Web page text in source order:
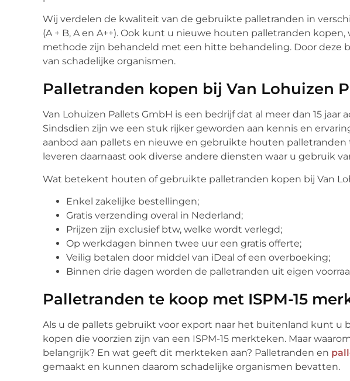
Wij verdelen de kwaliteit van de gebruikte palletranden in
(A + B, A en A++). Ook kunt u nieuwe houten palletranden kopen,
methode zijn behandeld met een hitte behandeling. Door deze
van schadelijke organismen.
Palletranden kopen bij Van Lohuizen
Van Lohuizen Pallets GmbH is een bedrijf dat al meer dan 15 jaar
Sindsdien zijn we een stuk rijker geworden aan kennis en
aanbod aan pallets en nieuwe en gebruikte houten
leveren daarnaast ook diverse andere diensten waar u gebruik
Wat betekent houten of gebruikte palletranden kopen bij Van
Enkel zakelijke bestellingen;
Gratis verzending overal in Nederland;
Prijzen zijn exclusief btw, welke wordt verlegd;
Op werkdagen binnen twee uur een gratis offerte;
Veilig betalen door middel van iDeal of een overboeking;
Binnen drie dagen worden de palletranden uit eigen
Palletranden te koop met ISPM-15
Als u de pallets gebruikt voor export naar het buitenland kunt u
kopen die voorzien zijn van een ISPM-15 merkteken. Maar
belangrijk? En wat geeft dit merkteken aan? Palletranden en
gemaakt en kunnen daarom schadelijke organismen bevatten.